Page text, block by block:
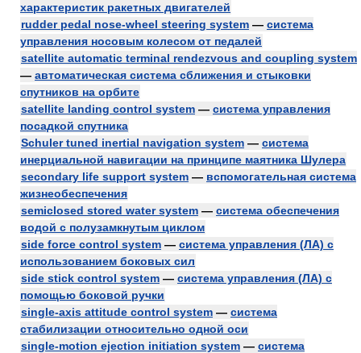
характеристик ракетных двигателей
rudder pedal nose-wheel steering system — система
управления носовым колесом от педалей
satellite automatic terminal rendezvous and coupling system
— автоматическая система сближения и стыковки
спутников на орбите
satellite landing control system — система управления
посадкой спутника
Schuler tuned inertial navigation system — система
инерциальной навигации на принципе маятника Шулера
secondary life support system — вспомогательная система
жизнеобеспечения
semiclosed stored water system — система обеспечения
водой с полузамкнутым циклом
side force control system — система управления (ЛА) с
использованием боковых сил
side stick control system — система управления (ЛА) с
помощью боковой ручки
single-axis attitude control system — система
стабилизации относительно одной оси
single-motion ejection initiation system — система